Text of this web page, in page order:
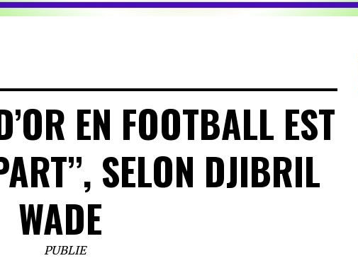
EN FOOTBALL EST
SELON DJIBRIL
WADE
PUBLIE